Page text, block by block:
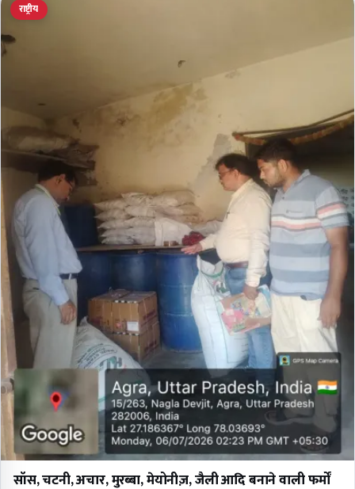
राष्ट्रीय
सॉस, चटनी, अचार, मुरब्बा, मेयोनीज़, जैली आदि बनाने वाली फर्मों